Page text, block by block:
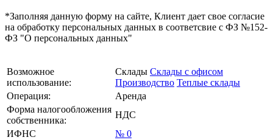
*Заполняя данную форму на сайте, Клиент дает свое согласие
на обработку персональных данных в соответсвие с ФЗ №152-
ФЗ "О персональных данных"
Возможное
использование:
Склады Склады с офисом
Производство Теплые склады
Операция:
Аренда
Форма налогообложения
собственника:
НДС
ИФНС
№ 0